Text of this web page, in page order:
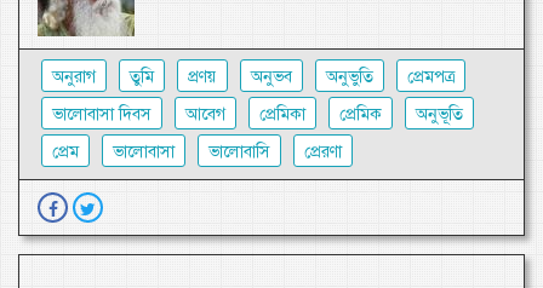
অনুরাগ তুমি প্রণয় অনুভব অনুভুতি
প্রেমপত্র
ভালোবাসা দিবস
আবেগ প্রেমিকা প্রেমিক
অনুভূতি
প্রেম
ভালোবাসা ভালোবাসি প্রেরণা